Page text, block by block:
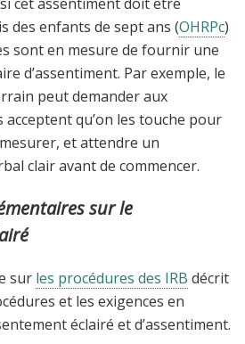
des enfants de sept ans (OHRPc)
sont en mesure de fournir une
d’assentiment. Par exemple, le
peut demander aux
acceptent qu’on les touche pour
et attendre un
clair avant de commencer.
sur le
sur les procédures des IRB décrit
et les exigences en
éclairé et d’assentiment.